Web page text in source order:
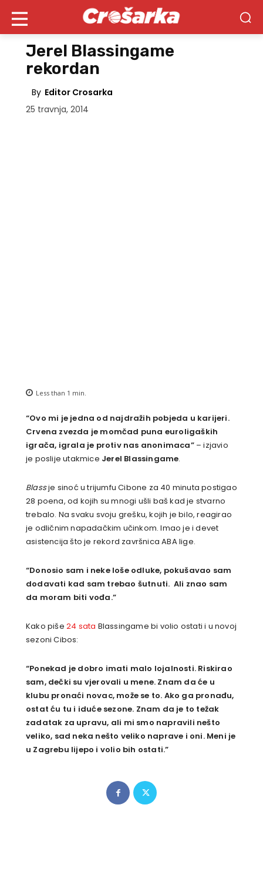
Jerel Blassingame
rekordan
By Editor Crosarka
25 travnja, 2014
Less than 1 min.
“Ovo mi je jedna od najdražih pobjeda u karijeri.
Crvena zvezda je momčad puna euroligaških
igrača, igrala je protiv nas anonimaca”– izjavio
je poslije utakmice Jerel Blassingame.
Blassje sinoć u trijumfu Cibone za 40 minuta postigao
28 poena, od kojih su mnogi ušli baš kad je stvarno
trebalo. Na svaku svoju grešku, kojih je bilo, reagirao
je odličnim napadačkim učinkom. Imao je i devet
asistencija što je rekord završnica ABA lige.
“Donosio sam i neke loše odluke, pokušavao sam
dodavati kad sam trebao šutnuti. Ali znao sam
da moram biti vođa.”
Kako piše 24 sata Blassingame bi volio ostati i u novoj
sezoni Cibos:
“Ponekad je dobro imati malo lojalnosti. Riskirao
sam, dečki su vjerovali u mene. Znam da će u
klubu pronaći novac, može se to. Ako ga pronađu,
ostat ću tu i iduće sezone. Znam da je to težak
zadatak za upravu, ali mi smo napravili nešto
veliko, sad neka nešto veliko naprave i oni. Meni je
u Zagrebu lijepo i volio bih ostati.”